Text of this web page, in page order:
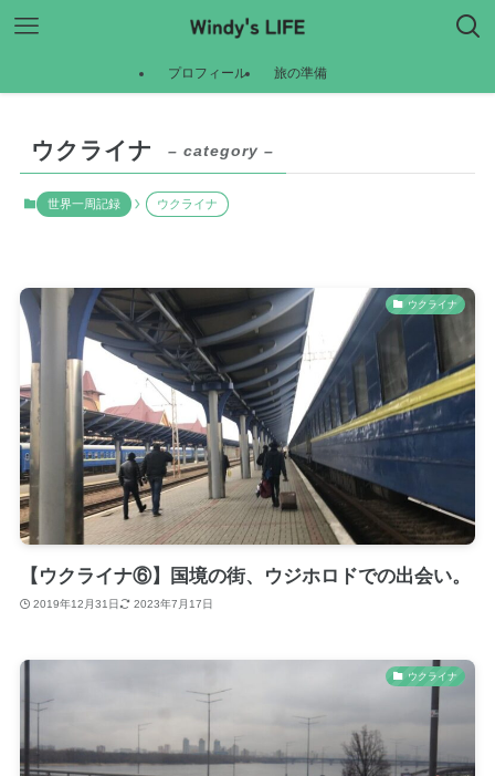
プロフィール 旅の準備
ウクライナ – category –
世界一周記録 ウクライナ
ウクライナ
【ウクライナ⑥】国境の街、ウジホロドでの出会い。
2019年12月31日 2023年7月17日
ウクライナ